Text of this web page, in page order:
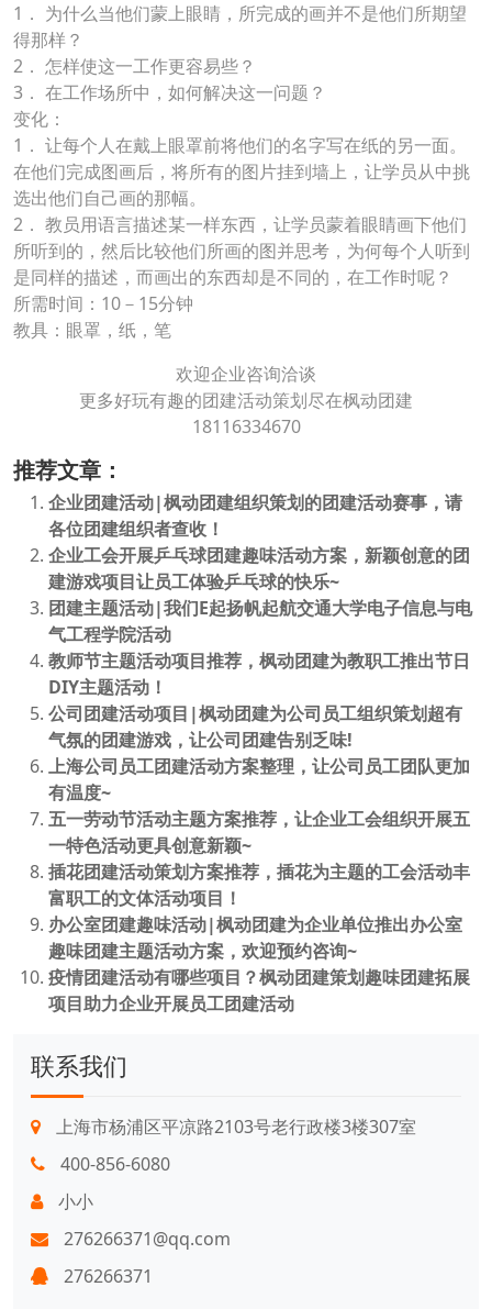
1． 为什么当他们蒙上眼睛，所完成的画并不是他们所期望
得那样？
2． 怎样使这一工作更容易些？
3． 在工作场所中，如何解决这一问题？
变化：
1． 让每个人在戴上眼罩前将他们的名字写在纸的另一面。
在他们完成图画后，将所有的图片挂到墙上，让学员从中挑
选出他们自己画的那幅。
2． 教员用语言描述某一样东西，让学员蒙着眼睛画下他们
所听到的，然后比较他们所画的图并思考，为何每个人听到
是同样的描述，而画出的东西却是不同的，在工作时呢？
所需时间：10－15分钟
教具：眼罩，纸，笔
欢迎企业咨询洽谈
更多好玩有趣的团建活动策划尽在枫动团建
18116334670
推荐文章：
企业团建活动|枫动团建组织策划的团建活动赛事，请
各位团建组织者查收！
企业工会开展乒乓球团建趣味活动方案，新颖创意的团
建游戏项目让员工体验乒乓球的快乐~
团建主题活动|我们E起扬帆起航交通大学电子信息与电
气工程学院活动
教师节主题活动项目推荐，枫动团建为教职工推出节日
DIY主题活动！
公司团建活动项目|枫动团建为公司员工组织策划超有
气氛的团建游戏，让公司团建告别乏味!
上海公司员工团建活动方案整理，让公司员工团队更加
有温度~
五一劳动节活动主题方案推荐，让企业工会组织开展五
一特色活动更具创意新颖~
插花团建活动策划方案推荐，插花为主题的工会活动丰
富职工的文体活动项目！
办公室团建趣味活动|枫动团建为企业单位推出办公室
趣味团建主题活动方案，欢迎预约咨询~
疫情团建活动有哪些项目？枫动团建策划趣味团建拓展
项目助力企业开展员工团建活动
联系我们
上海市杨浦区平凉路2103号老行政楼3楼307室
400-856-6080
小小
276266371@qq.com
276266371